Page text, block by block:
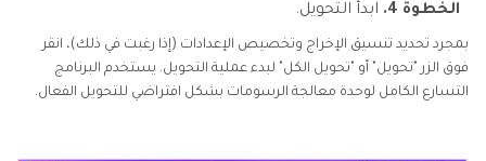
الخطوة 4. ابدأ التحويل.
بمجرد تحديد تنسيق الإخراج وتخصيص الإعدادات (إذا رغبت في ذلك)، انقر
فوق الزر "تحويل" أو "تحويل الكل" لبدء عملية التحويل. يستخدم البرنامج
التسارع الكامل لوحدة معالجة الرسومات بشكل افتراضي للتحويل الفعال.